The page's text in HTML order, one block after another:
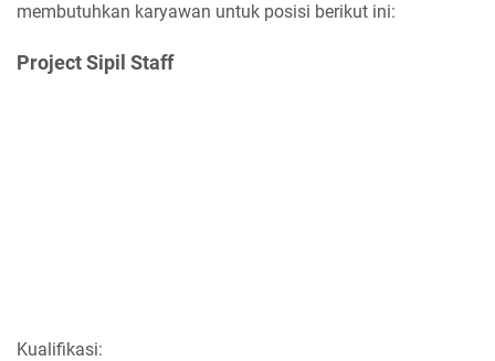
membutuhkan karyawan untuk posisi berikut ini:
Project Sipil Staff
Kualifikasi: